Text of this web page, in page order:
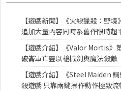
【遊戲新聞】《火線獵殺：野
追加大量內容同時系舊作限時超
【遊戲介紹】《Valor Mortis》
破崙軍亡靈以槍械劍與魔法殺敵
【遊戲介紹】《Steel Maiden
殺遊戲 只靠兩鍵操作動作極致